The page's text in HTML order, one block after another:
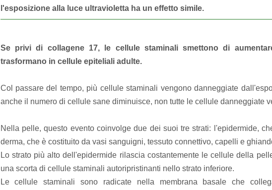
l'esposizione alla luce ultravioletta ha un effetto simile.
Se privi di collagene 17, le cellule staminali smettono di
trasformano in cellule epiteliali adulte.
Col passare del tempo, più cellule staminali vengono danneggiate
anche il numero di cellule sane diminuisce, non tutte le cellule danneggiate
Nella pelle, questo evento coinvolge due dei suoi tre strati: l'epidermide,
derma, che è costituito da vasi sanguigni, tessuto connettivo, capelli e
Lo strato più alto dell'epidermide rilascia costantemente le cellule della
una scorta di cellule staminali autoripristinanti nello strato inferiore.
Le cellule staminali sono radicate nella membrana basale che